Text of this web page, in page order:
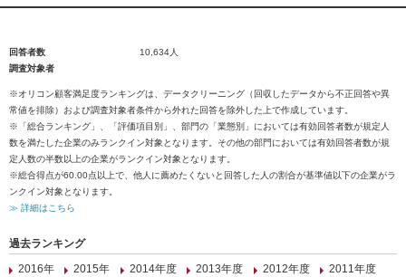
回答者数
10,634人
調査対象者
※オリコン顧客満足度ランキングは、データクリーニング（回収したデータから不正回答や異
常値を排除）および調査対象者条件から外れた回答を除外した上で作成しています。
※「総合ランキング」、「評価項目別」、部門の「業態別」においては有効回答者数が規定人
数を満たした企業のみランクイン対象となります。その他の部門においては有効回答者数が規
定人数の半数以上の企業がランクイン対象となります。
※総合得点が60.00点以上で、他人に薦めたくないと回答した人の割合が基準値以下の企業がラ
ンクイン対象となります。
≫ 詳細はこちら
過去ランキング
2016年
2015年 2014年度 2013年度 2012年度
2011年度